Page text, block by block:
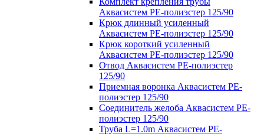
Аквасистем PE-полиэстер 125/90
Крюк длинный усиленный
Аквасистем PE-полиэстер 125/90
Крюк короткий усиленный
Аквасистем PE-полиэстер 125/90
Отвод Аквасистем РЕ-полиэстер
125/90
Приемная воронка Аквасистем PE-
полиэстер 125/90
Соединитель желоба Аквасистем PE-
полиэстер 125/90
Труба L=1.0m Аквасистем PE-